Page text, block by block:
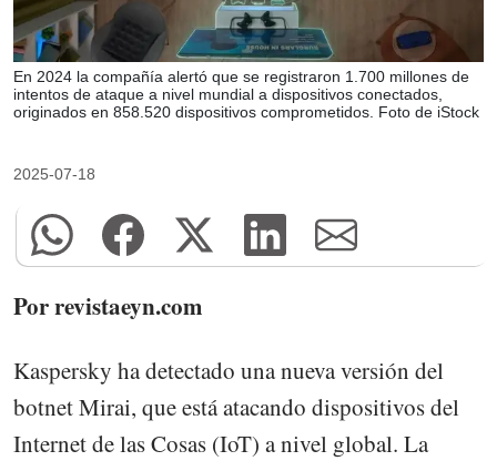
En 2024 la compañía alertó que se registraron 1.700 millones de
intentos de ataque a nivel mundial a dispositivos conectados,
originados en 858.520 dispositivos comprometidos. Foto de iStock
2025-07-18
Por revistaeyn.com
Kaspersky ha detectado una nueva versión del
botnet Mirai, que está atacando dispositivos del
Internet de las Cosas (IoT) a nivel global. La